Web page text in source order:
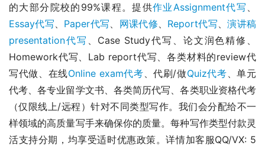
的大部分院校的99%课程。提供作业Assignment代写
Essay代写
Paper代写 网课代修 Report代写 、演讲稿
presentation代写
、Case Study代写、论文润色精修、
Homework代写、Lab report代写、各类材料的review代
写代做、在线Online exam代考 、代刷/做Quiz代考 、单元
代考、各专业留学文书、各类简历代写、各类职业资格代考
（仅限线上/远程）针对不同类型写作。我们会分配给不一
样领域的高质量写手来确保你的质量。每种写作类型付款灵
活支持分期，均享受适时优惠政策。详情加客服QQ/VX: 5